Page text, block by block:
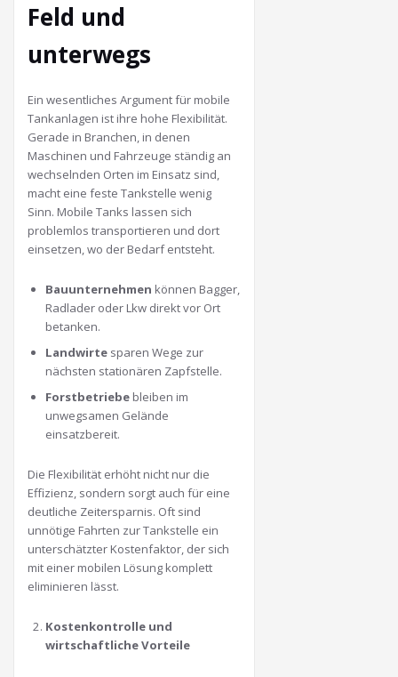
Feld und
unterwegs
Ein wesentliches Argument für mobile
Tankanlagen ist ihre hohe Flexibilität.
Gerade in Branchen, in denen
Maschinen und Fahrzeuge ständig an
wechselnden Orten im Einsatz sind,
macht eine feste Tankstelle wenig
Sinn. Mobile Tanks lassen sich
problemlos transportieren und dort
einsetzen, wo der Bedarf entsteht.
Bauunternehmen können Bagger,
Radlader oder Lkw direkt vor Ort
betanken.
Landwirte sparen Wege zur
nächsten stationären Zapfstelle.
Forstbetriebe bleiben im
unwegsamen Gelände
einsatzbereit.
Die Flexibilität erhöht nicht nur die
Effizienz, sondern sorgt auch für eine
deutliche Zeitersparnis. Oft sind
unnötige Fahrten zur Tankstelle ein
unterschätzter Kostenfaktor, der sich
mit einer mobilen Lösung komplett
eliminieren lässt.
Kostenkontrolle und
wirtschaftliche Vorteile